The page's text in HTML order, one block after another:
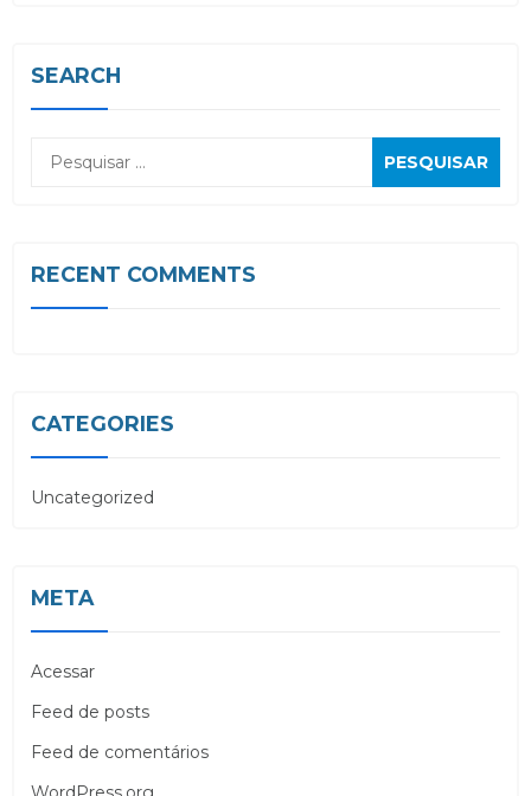
SEARCH
por:
RECENT COMMENTS
CATEGORIES
Uncategorized
META
Acessar
Feed de posts
Feed de comentários